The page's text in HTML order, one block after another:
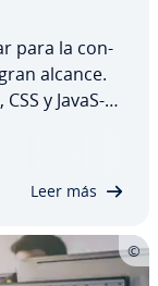
para la co­n­
alcance.
y Ja­va­S­
y de
Leer más